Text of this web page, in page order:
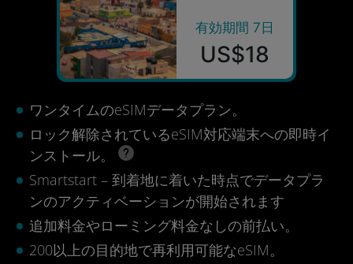
有効期間 7日
US$18
ワンタイムのeSIMデータプラン。
ロック解除されているeSIM対応端末への即時イ
ンストール。
Smartstart – 到着地に着いた時点でデータプラ
ンのアクティベーションが開始されます
追加料金やローミング料金なしの前払い。
200以上の目的地で再利用可能なeSIM。